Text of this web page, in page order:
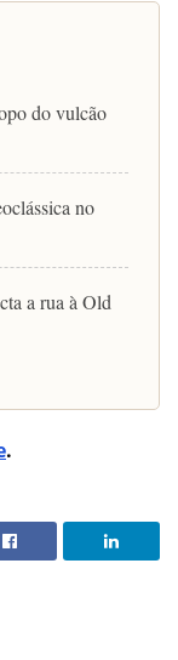
do vulcão
no
a rua à Old
.